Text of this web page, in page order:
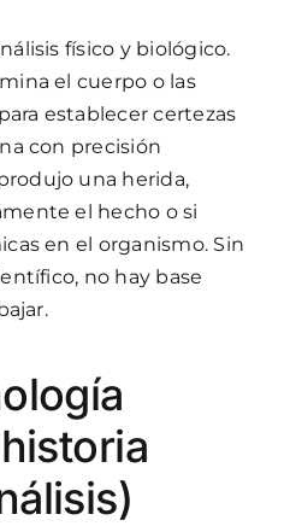
físico y biológico.
el cuerpo o las
establecer certezas
con precisión
una herida,
el hecho o si
en el organismo. Sin
no hay base